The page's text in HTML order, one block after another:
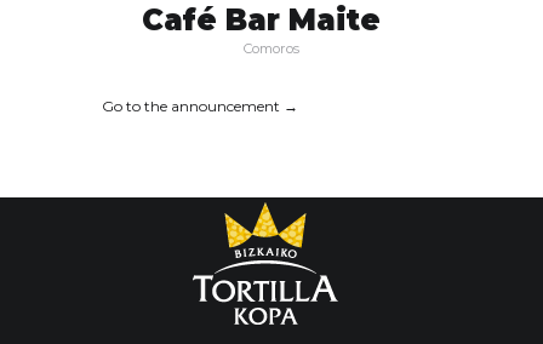
Café Bar Maite
Comoros
Go to the announcement →